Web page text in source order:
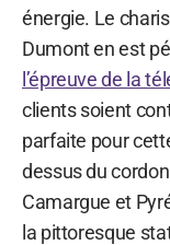
énergie. Le
Dumont en est
l’épreuve de la
clients soient
parfaite pour
dessus du
Camargue et
la pittoresque